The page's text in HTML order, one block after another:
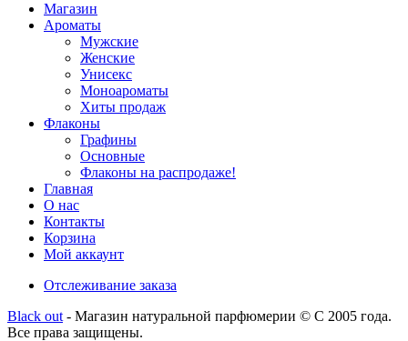
Магазин
Ароматы
Мужские
Женские
Унисекс
Моноароматы
Хиты продаж
Флаконы
Графины
Основные
Флаконы на распродаже!
Главная
О нас
Контакты
Корзина
Мой аккаунт
Отслеживание заказа
Black out - Магазин натуральной парфюмерии © С 2005 года.
Все права защищены.